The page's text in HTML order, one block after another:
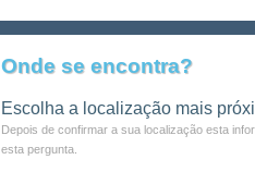
Onde se encontra?
Escolha a localização mais
Depois de confirmar a sua localização esta
esta pergunta.